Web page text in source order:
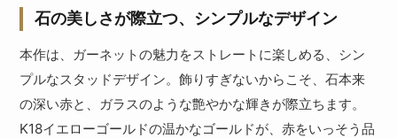
石の美しさが際立つ、シンプルなデザイン
本作は、ガーネットの魅力をストレートに楽しめる、シン
プルなスタッドデザイン。飾りすぎないからこそ、石本来
の深い赤と、ガラスのような艶やかな輝きが際立ちます。
K18イエローゴールドの温かなゴールドが、赤をいっそう品